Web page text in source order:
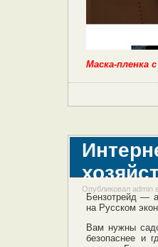
Маска-
Опубликовал admin
Бензотрейд —
на Русском
Вам нужны
безопаснее и